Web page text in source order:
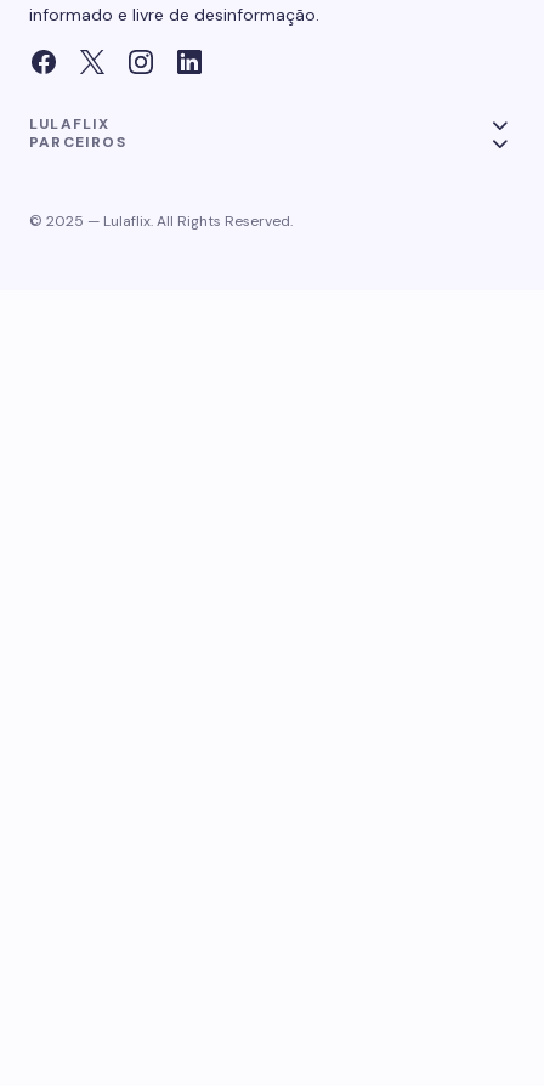
informado e livre de desinformação.
LULAFLIX
PARCEIROS
© 2025 — Lulaflix. All Rights Reserved.